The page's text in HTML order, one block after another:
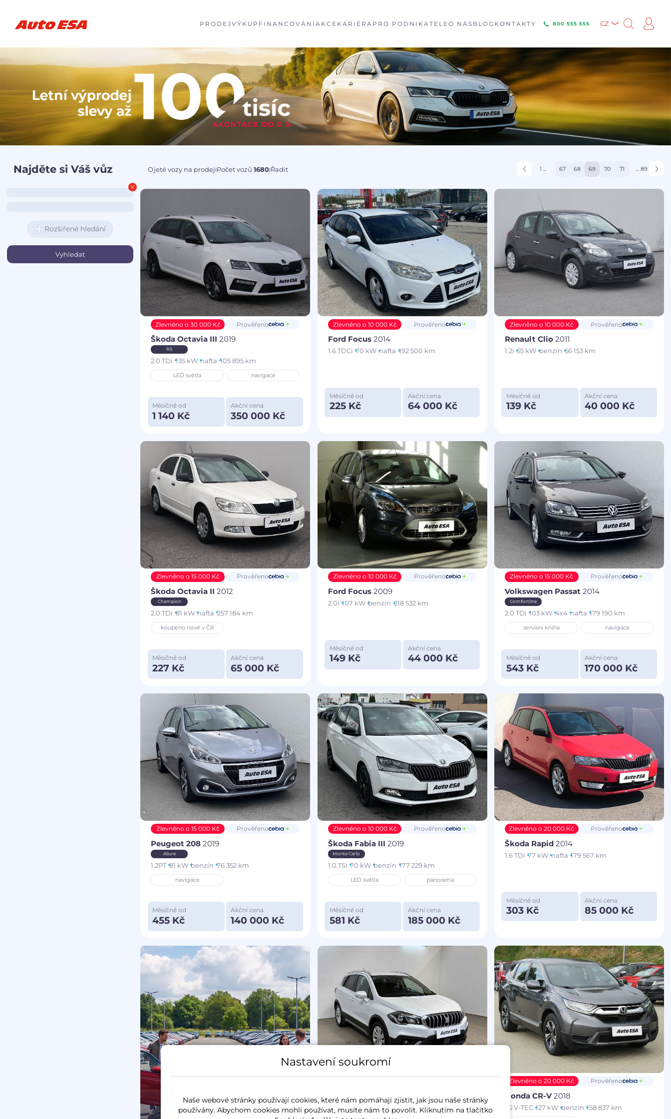
PRODEJ VÝKUP FINANCOVÁNÍAKCE KARIÉRA PRO PODNIKATELE O NÁS BLOG KONTAKTY 800 555 555 CZ
Najděte si Váš vůz
Rozšířené hledání
Ojeté vozy na prodejIPočet vozů 1680IŘadit 1 ... 67 68 69 70 71 ... 89
Zlevněno o 30 000 Kč Prověřeno
Škoda Octavia III2019
RS
2.0 TDi 135 kW nafta 105 895 km
LED světla navigace
Měsíčně od
1 140 Kč
Akční cena
350 000 Kč
Zlevněno o 10 000 Kč Prověřeno
Ford Focus 2014
1.6 TDCi 70 kW nafta 192 500 km
Měsíčně od
225 Kč
Akční cena
64 000 Kč
Zlevněno o 10 000 Kč Prověřeno
Renault Clio 2011
1.2i 55 kW benzín 56 153 km
Měsíčně od
139 Kč
Akční cena
40 000 Kč
Zlevněno o 15 000 Kč Prověřeno
Škoda Octavia II2012
Champion
2.0 TDi 81 kW nafta 257 184 km
koupeno nové v ČR
Měsíčně od
227 Kč
Akční cena
65 000 Kč
Zlevněno o 10 000 Kč Prověřeno
Ford Focus 2009
2.0i 107 kW benzín 218 532 km
Měsíčně od
149 Kč
Akční cena
44 000 Kč
Zlevněno o 15 000 Kč Prověřeno
Volkswagen Passat 2014
Comfortline
2.0 TDi 103 kW 4x4 nafta 179 190 km
servisní kniha navigace
Měsíčně od
543 Kč
Akční cena
170 000 Kč
Zlevněno o 15 000 Kč Prověřeno
Peugeot 2082019
Allure
1.2PT 81 kW benzín 76 352 km
navigace
Měsíčně od
455 Kč
Akční cena
140 000 Kč
Zlevněno o 10 000 Kč Prověřeno
Škoda Fabia III 2019
Monte Carlo
1.0 TSI 70 kW benzín 177 229 km
LED světla panorama
Měsíčně od
581 Kč
Akční cena
185 000 Kč
Zlevněno o 20 000 Kč Prověřeno
Škoda Rapid 2014
1.6 TDi 77 kW nafta 179 567 km
Měsíčně od
303 Kč
Akční cena
85 000 Kč
Suzuki S-Cross 2017
1.4BJet 103 kW benzín 77 001 km
Zlevněno o 20 000 Kč Prověřeno
Honda CR-V2018
1.5 V-TEC 127 kW benzín 158 837 km
Nastavení soukromí
Naše webové stránky používají cookies, které nám pomáhají zjistit, jak jsou naše stránky
používány. Abychom cookies mohli používat, musíte nám to povolit. Kliknutím na tlačítko